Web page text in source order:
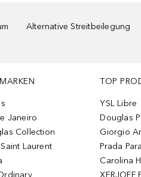
Alternative Streitbeilegung
Janeiro
Collection
Laurent
TOP
YSL Libre
Douglas
Giorgio
Prada
Carolina
XERJOFF